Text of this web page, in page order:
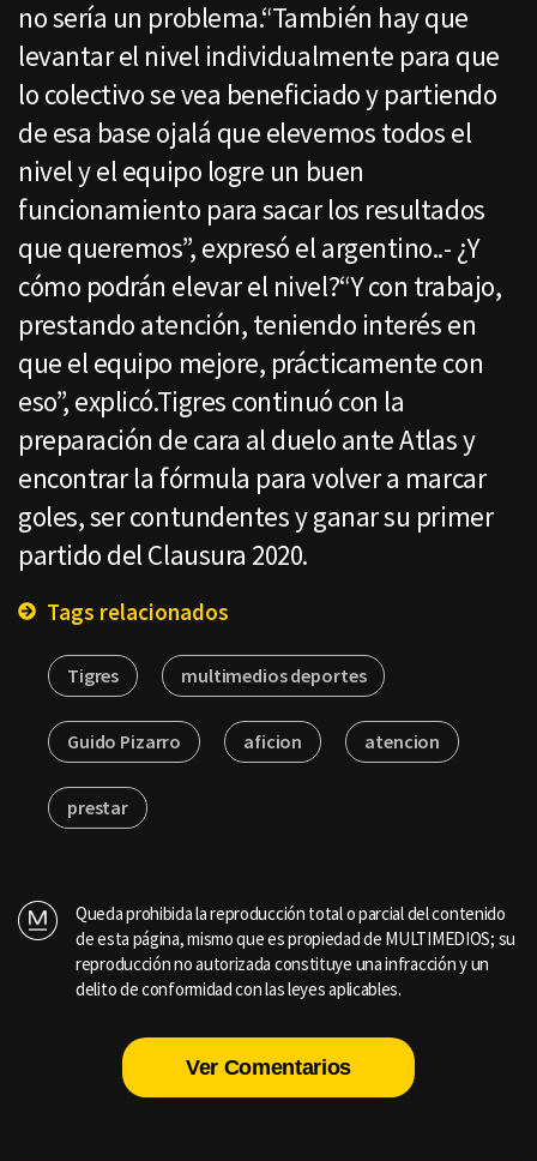
no sería un problema.“También hay que
levantar el nivel individualmente para que
lo colectivo se vea beneficiado y partiendo
de esa base ojalá que elevemos todos el
nivel y el equipo logre un buen
funcionamiento para sacar los resultados
que queremos”, expresó el argentino..- ¿Y
cómo podrán elevar el nivel?“Y con trabajo,
prestando atención, teniendo interés en
que el equipo mejore, prácticamente con
eso”, explicó.Tigres continuó con la
preparación de cara al duelo ante Atlas y
encontrar la fórmula para volver a marcar
goles, ser contundentes y ganar su primer
partido del Clausura 2020.
Tags relacionados
Tigres multimedios deportes
Guido Pizarro aficion atencion
prestar
Queda prohibida la reproducción total o parcial del contenido
de esta página, mismo que es propiedad de MULTIMEDIOS; su
reproducción no autorizada constituye una infracción y un
delito de conformidad con las leyes aplicables.
Ver Comentarios